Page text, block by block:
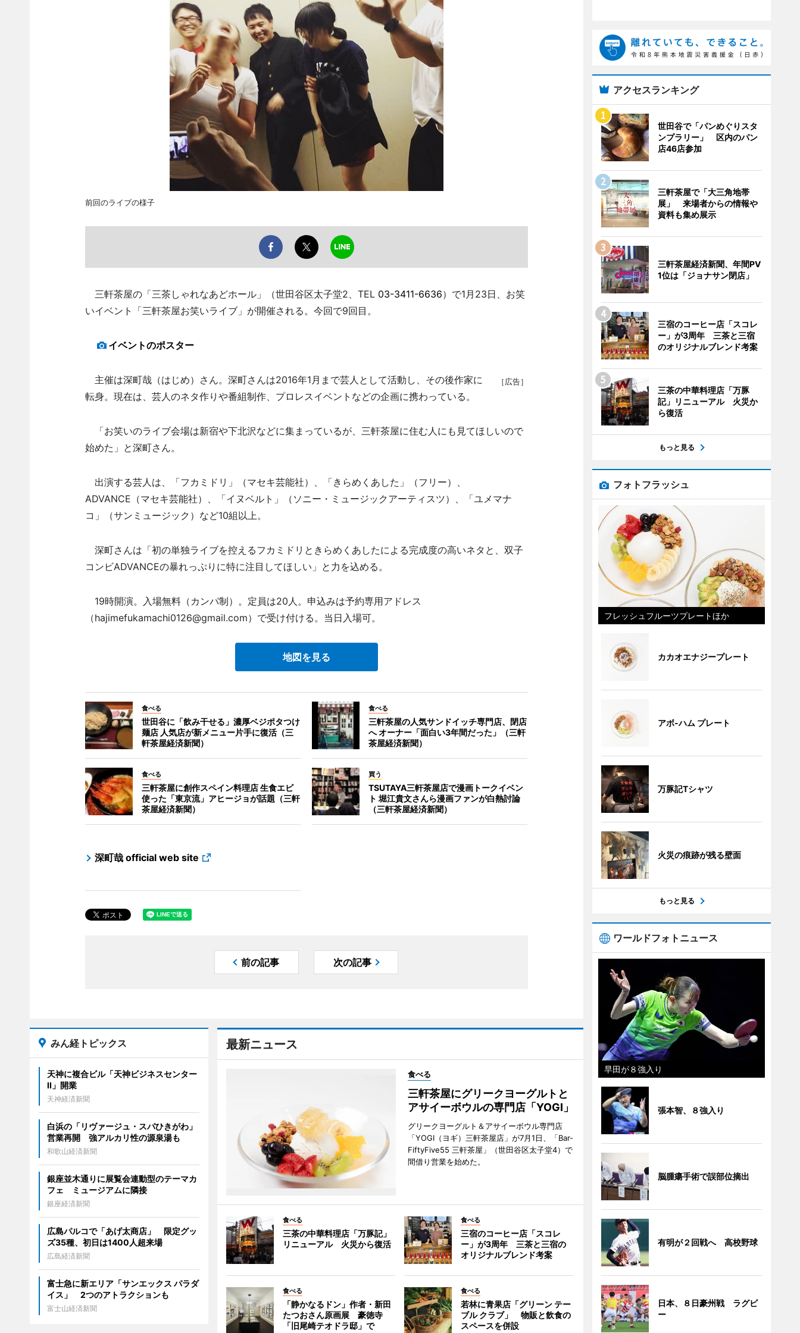
前回のライブの様子
三軒茶屋の「三茶しゃれなあどホール」（世田谷区太子堂2、TEL 03-3411-6636）で1月23日、お笑
いイベント「三軒茶屋お笑いライブ」が開催される。今回で9回目。
イベントのポスター
［広告］
主催は深町哉（はじめ）さん。深町さんは2016年1月まで芸人として活動し、その後作家に
転身。現在は、芸人のネタ作りや番組制作、プロレスイベントなどの企画に携わっている。
「お笑いのライブ会場は新宿や下北沢などに集まっているが、三軒茶屋に住む人にも見てほしいので
始めた」と深町さん。
出演する芸人は、「フカミドリ」（マセキ芸能社）、「きらめくあした」（フリー）、
ADVANCE（マセキ芸能社）、「イヌベルト」（ソニー・ミュージックアーティスツ）、「ユメマナ
コ」（サンミュージック）など10組以上。
深町さんは「初の単独ライブを控えるフカミドリときらめくあしたによる完成度の高いネタと、双子
コンビADVANCEの暴れっぷりに特に注目してほしい」と力を込める。
19時開演。入場無料（カンパ制）。定員は20人。申込みは予約専用アドレス
（hajimefukamachi0126@gmail.com）で受け付ける。当日入場可。
地図を見る
食べる
世田谷に「飲み干せる」濃厚ベジポタつけ
麺店 人気店が新メニュー片手に復活（三
軒茶屋経済新聞）
食べる
三軒茶屋の人気サンドイッチ専門店、閉店
へ オーナー「面白い3年間だった」（三軒
茶屋経済新聞）
食べる
三軒茶屋に創作スペイン料理店 生食エビ
使った「東京流」アヒージョが話題（三軒
茶屋経済新聞）
買う
TSUTAYA三軒茶屋店で漫画トークイベン
ト 堀江貴文さんら漫画ファンが白熱討論
（三軒茶屋経済新聞）
深町哉 official web site
前の記事 次の記事
最新ニュース
食べる
三軒茶屋にグリークヨーグルトと
アサイーボウルの専門店「YOGI」
グリークヨーグルト＆アサイーボウル専門店
「YOGI（ヨギ）三軒茶屋店」が7月1日、「Bar-
FiftyFive55 三軒茶屋」（世田谷区太子堂4）で
間借り営業を始めた。
食べる
三茶の中華料理店「万豚記」
リニューアル 火災から復活
食べる
三宿のコーヒー店「スコレ
ー」が3周年 三茶と三宿の
オリジナルブレンド考案
食べる
「静かなるドン」作者・新田
たつおさん原画展 豪徳寺
「旧尾崎テオドラ邸」で
食べる
若林に青果店「グリーン テー
ブル クラブ」 物販と飲食の
スペースを併設
みん経トピックス
天神に複合ビル「天神ビジネスセンター
II」開業
天神経済新聞
白浜の「リヴァージュ・スパひきがわ」
営業再開 強アルカリ性の源泉湯も
和歌山経済新聞
銀座並木通りに展覧会連動型のテーマカ
フェ ミュージアムに隣接
銀座経済新聞
広島パルコで「あげ太商店」 限定グッ
ズ35種、初日は1400人超来場
広島経済新聞
富士急に新エリア「サンエックス パラダ
イス」 2つのアトラクションも
富士山経済新聞
アクセスランキング
世田谷で「パンめぐりスタ
ンプラリー」 区内のパン
店46店参加
三軒茶屋で「大三角地帯
展」 来場者からの情報や
資料も集め展示
三軒茶屋経済新聞、年間PV
1位は「ジョナサン閉店」
三宿のコーヒー店「スコレ
ー」が3周年 三茶と三宿
のオリジナルブレンド考案
三茶の中華料理店「万豚
記」リニューアル 火災か
ら復活
もっと見る
フォトフラッシュ
フレッシュフルーツプレートほか
カカオエナジープレート
アボ-ハム プレート
万豚記Tシャツ
火災の痕跡が残る壁面
もっと見る
ワールドフォトニュース
早田が８強入り
張本智、８強入り
脳腫瘍手術で誤部位摘出
有明が２回戦へ 高校野球
日本、８日豪州戦 ラグビ
ー